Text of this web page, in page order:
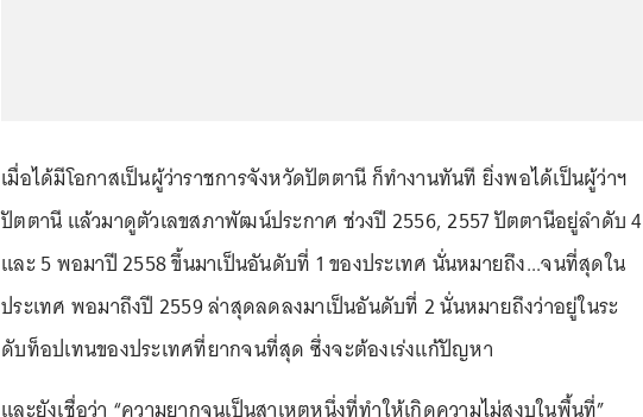
เมื่อได้มีโอกาสเป็นผู้ว่าราชการจังหวัดปัตตานี ก็ทำงานทันที ยิ่งพอได้เป็นผู้ว่าฯ
ปัตตานี แล้วมาดูตัวเลขสภาพัฒน์ประกาศ ช่วงปี 2556, 2557 ปัตตานีอยู่ลำดับ 4
และ 5 พอมาปี 2558 ขึ้นมาเป็นอันดับที่ 1 ของประเทศ นั่นหมายถึง...จนที่สุดใน
ประเทศ พอมาถึงปี 2559 ล่าสุดลดลงมาเป็นอันดับที่ 2 นั่นหมายถึงว่าอยู่ในระ
ดับท็อปเทนของประเทศที่ยากจนที่สุด ซึ่งจะต้องเร่งแก้ปัญหา